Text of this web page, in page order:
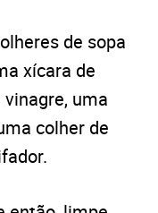
de sopa
xícara de
uma
colher de